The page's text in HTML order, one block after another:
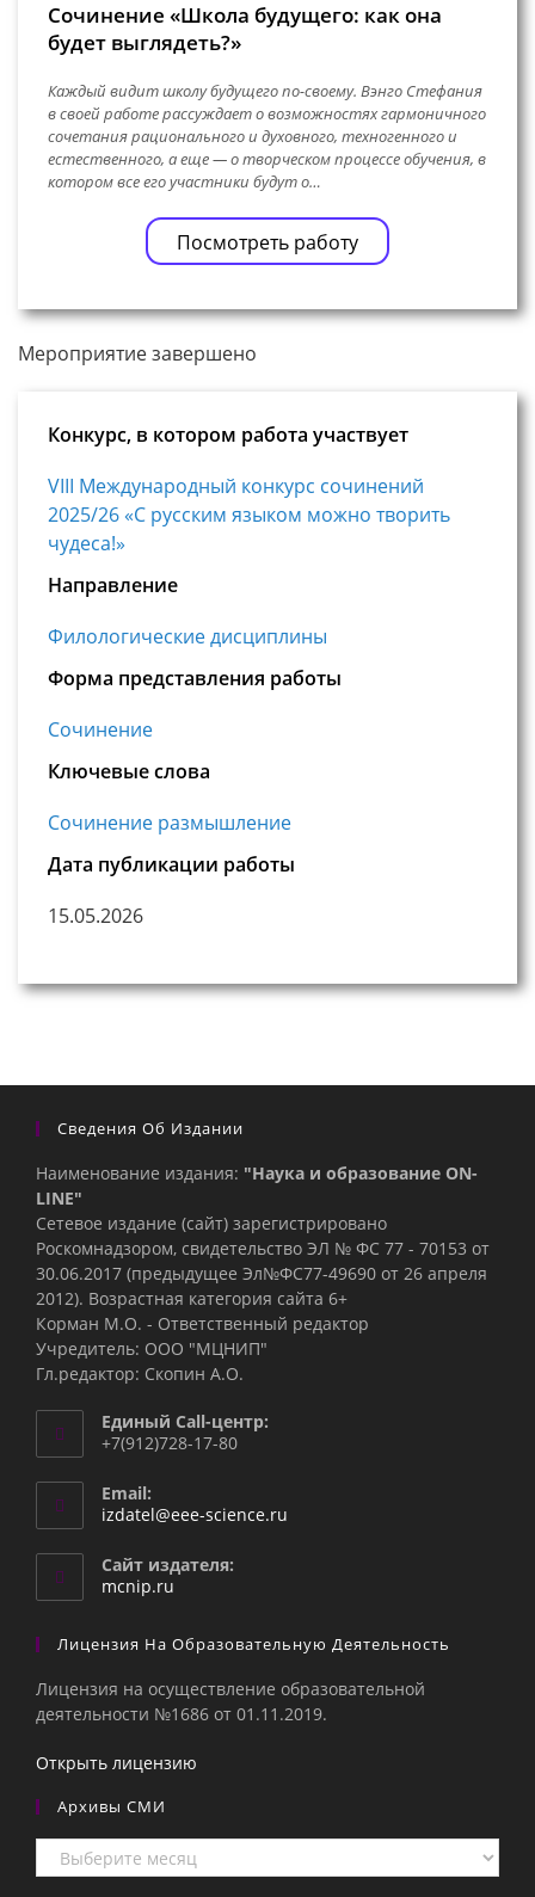
Сочинение «Школа будущего: как она
будет выглядеть?»
Каждый видит школу будущего по-своему. Вэнго Стефания
в своей работе рассуждает о возможностях гармоничного
сочетания рационального и духовного, техногенного и
естественного, а еще — о творческом процессе обучения, в
котором все его участники будут о…
Посмотреть работу
Мероприятие завершено
Конкурс, в котором работа участвует
VIII Международный конкурс сочинений
2025/26 «С русским языком можно творить
чудеса!»
Направление
Филологические дисциплины
Форма представления работы
Сочинение
Ключевые слова
Сочинение размышление
Дата публикации работы
15.05.2026
Сведения Об Издании
Наименование издания: "Наука и образование ON-
LINE"
Сетевое издание (сайт) зарегистрировано
Роскомнадзором, свидетельство ЭЛ № ФС 77 - 70153 от
30.06.2017 (предыдущее Эл№ФC77-49690 от 26 апреля
2012). Возрастная категория сайта 6+
Корман М.О. - Ответственный редактор
Учредитель: ООО "МЦНИП"
Гл.редактор: Скопин А.О.
Единый Call-центр:
+7(912)728-17-80
Email:
izdatel@eee-science.ru
Сайт издателя:
mcnip.ru
Лицензия На Образовательную Деятельность
Лицензия на осуществление образовательной
деятельности №1686 от 01.11.2019.
Открыть лицензию
Архивы СМИ
Архивы
СМИ